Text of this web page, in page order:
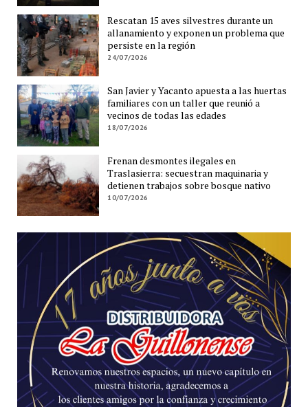
Rescatan 15 aves silvestres durante un
allanamiento y exponen un problema que
persiste en la región
24/07/2026
San Javier y Yacanto apuesta a las huertas
familiares con un taller que reunió a
vecinos de todas las edades
18/07/2026
Frenan desmontes ilegales en
Traslasierra: secuestran maquinaria y
detienen trabajos sobre bosque nativo
10/07/2026